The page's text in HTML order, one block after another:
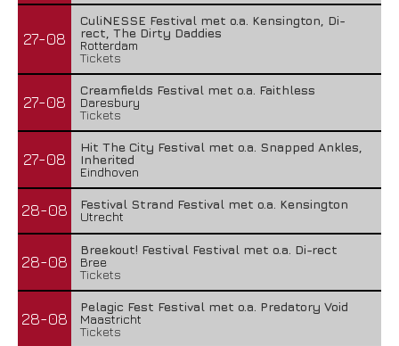
27-08
CuliNESSE Festival met o.a. Kensington, Di-
rect, The Dirty Daddies
Rotterdam
Tickets
27-08
Creamfields Festival met o.a. Faithless
Daresbury
Tickets
27-08
Hit The City Festival met o.a. Snapped Ankles,
Inherited
Eindhoven
28-08
Festival Strand Festival met o.a. Kensington
Utrecht
28-08
Breekout! Festival Festival met o.a. Di-rect
Bree
Tickets
28-08
Pelagic Fest Festival met o.a. Predatory Void
Maastricht
Tickets